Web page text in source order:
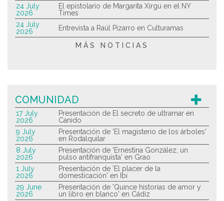
24 July
2026
El epistolario de Margarita Xirgu en el NY
Times
24 July
2026
Entrevista a Raúl Pizarro en Culturamas
MÁS NOTICIAS
COMUNIDAD
17 July
2026
Presentación de El secreto de ultramar en
Canido
9 July
2026
Presentación de 'El magisterio de los árboles'
en Rodalquilar
8 July
2026
Presentación de 'Ernestina González, un
pulso antifranquista' en Grao
1 July
2026
Presentación de 'El placer de la
domesticación' en Ibi
29 June
2026
Presentación de 'Quince historias de amor y
un libro en blanco' en Cádiz